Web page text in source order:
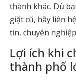
thành khác. Dù
giặt cũ, hãy liên
tín, chuyên
Lợi ích khi
thành phố